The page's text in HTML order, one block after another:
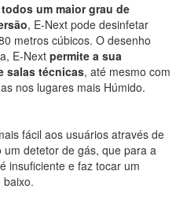
um maior grau de
, E-Next pode desinfetar
metros cúbicos. O desenho
E-Next permite a sua
salas técnicas, até mesmo com
nos lugares mais Húmido.
fácil aos usuários através de
detetor de gás, que para a
insuficiente e faz tocar um